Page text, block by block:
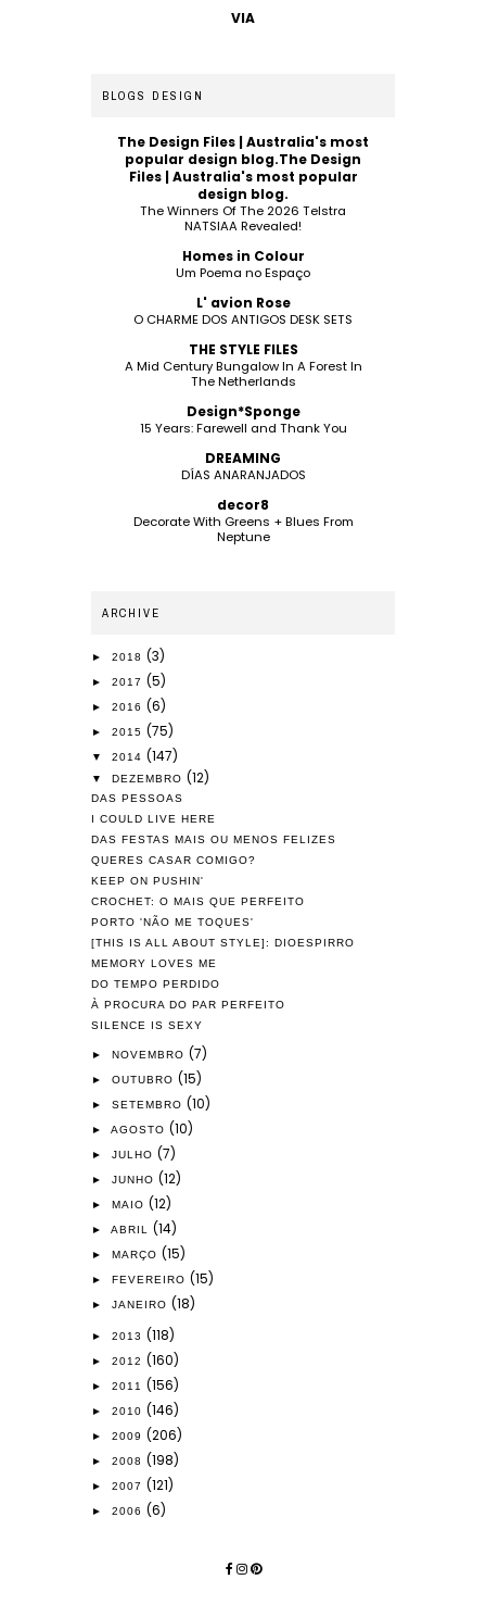
VIA
BLOGS DESIGN
The Design Files | Australia's most
popular design blog.The Design
Files | Australia's most popular
design blog.
The Winners Of The 2026 Telstra
NATSIAA Revealed!
Homes in Colour
Um Poema no Espaço
L' avion Rose
O CHARME DOS ANTIGOS DESK SETS
THE STYLE FILES
A Mid Century Bungalow In A Forest In
The Netherlands
Design*Sponge
15 Years: Farewell and Thank You
DREAMING
DÍAS ANARANJADOS
decor8
Decorate With Greens + Blues From
Neptune
ARCHIVE
► 2018 (3)
► 2017 (5)
► 2016 (6)
► 2015 (75)
▼ 2014 (147)
▼ DEZEMBRO (12)
DAS PESSOAS
I COULD LIVE HERE
DAS FESTAS MAIS OU MENOS FELIZES
QUERES CASAR COMIGO?
KEEP ON PUSHIN'
CROCHET: O MAIS QUE PERFEITO
PORTO 'NÃO ME TOQUES'
[THIS IS ALL ABOUT STYLE]: DIOESPIRRO
MEMORY LOVES ME
DO TEMPO PERDIDO
À PROCURA DO PAR PERFEITO
SILENCE IS SEXY
► NOVEMBRO (7)
► OUTUBRO (15)
► SETEMBRO (10)
► AGOSTO (10)
► JULHO (7)
► JUNHO (12)
► MAIO (12)
► ABRIL (14)
► MARÇO (15)
► FEVEREIRO (15)
► JANEIRO (18)
► 2013 (118)
► 2012 (160)
► 2011 (156)
► 2010 (146)
► 2009 (206)
► 2008 (198)
► 2007 (121)
► 2006 (6)